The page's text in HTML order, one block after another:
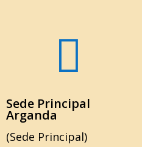

Sede Principal
Arganda
(Sede Principal)